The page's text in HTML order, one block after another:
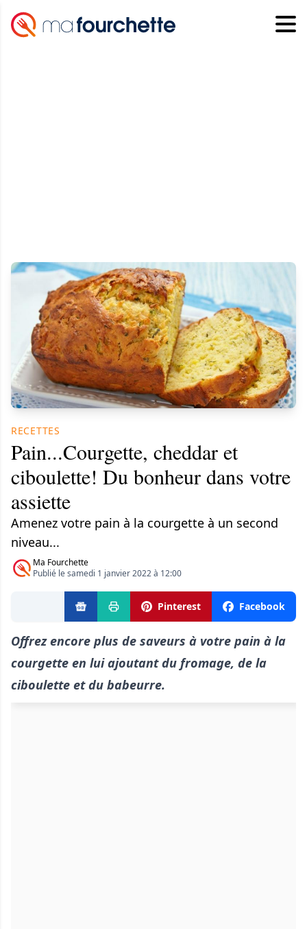
RECETTES
Pain...Courgette, cheddar et
ciboulette! Du bonheur dans votre
assiette
Amenez votre pain à la courgette à un second
niveau...
Ma Fourchette
Publié le samedi 1 janvier 2022 à 12:00
Pinterest Facebook
Offrez encore plus de saveurs à votre pain à la
courgette en lui ajoutant du fromage, de la
ciboulette et du babeurre.